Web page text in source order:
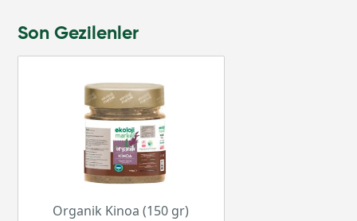
Son Gezilenler
Organik Kinoa (150 gr)